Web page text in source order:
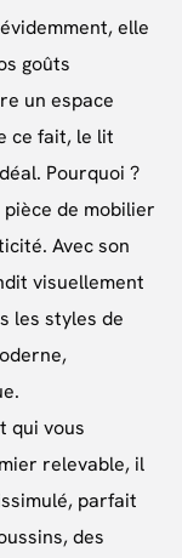
elle
goûts
un espace
ce fait, le lit
Pourquoi ?
de mobilier
Avec son
visuellement
les styles de
qui vous
relevable, il
parfait
des